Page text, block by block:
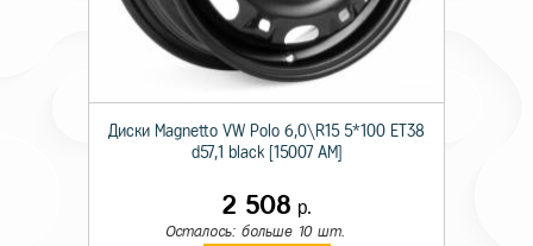
Диски Magnetto VW Polo 6,0\R15 5*100 ET38
d57,1 black [15007 AM]
2 508 р.
Осталось: больше 10 шт.